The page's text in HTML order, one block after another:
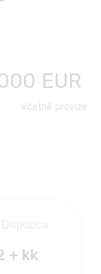
EUR
včetně provize
Dispozice
+ kk